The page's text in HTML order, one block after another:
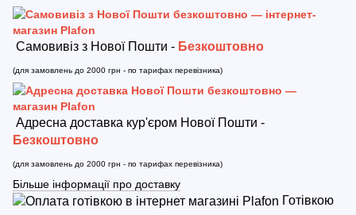
Самовивіз з Нової Пошти - Безкоштовно
(для замовлень до 2000 грн - по тарифах перевізника)
Адресна доставка кур'єром Нової Пошти -
Безкоштовно
(для замовлень до 2000 грн - по тарифах перевізника)
Більше інформації про доставку
Готівкою